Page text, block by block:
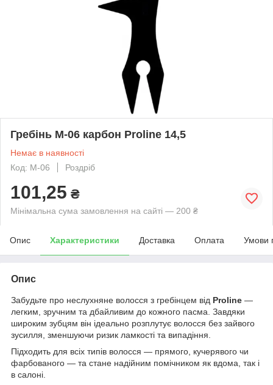
Гребінь M-06 карбон Proline 14,5
Немає в наявності
Код: M-06
Роздріб
101,25 ₴
Мінімальна сума замовлення на сайті — 200 ₴
Опис Характеристики Доставка Оплата Умови
Опис
Забудьте про неслухняне волосся з гребінцем від Proline —
легким, зручним та дбайливим до кожного пасма. Завдяки
широким зубцям він ідеально розплутує волосся без зайвого
зусилля, зменшуючи ризик ламкості та випадіння.
Підходить для всіх типів волосся — прямого, кучерявого чи
фарбованого — та стане надійним помічником як вдома, так і
в салоні.